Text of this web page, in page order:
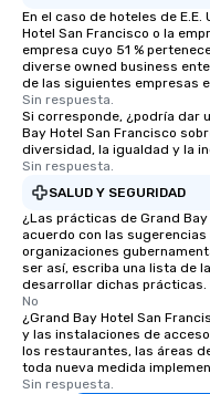
En el caso de hoteles de
Hotel San Francisco o la
empresa cuyo 51 %
diverse owned business
de las siguientes empresas
Sin respuesta.
Si corresponde, ¿podría dar
Bay Hotel San Francisco
diversidad, la igualdad y la
Sin respuesta.
SALUD Y SEGURIDAD
¿Las prácticas de Grand
acuerdo con las
organizaciones
ser así, escriba una lista de
desarrollar dichas prácticas.
No
¿Grand Bay Hotel San
y las instalaciones de
los restaurantes, las áreas
toda nueva medida
Sin respuesta.